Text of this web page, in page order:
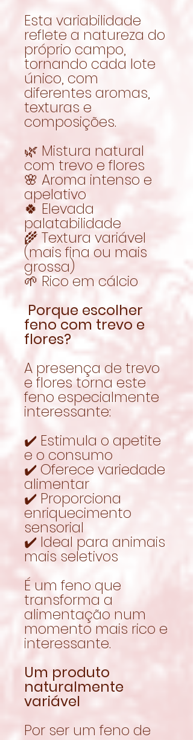
Esta variabilidade
reflete a natureza do
próprio campo,
tornando cada lote
único, com
diferentes aromas,
texturas e
composições.
🌿 Mistura natural
com trevo e flores
🌸 Aroma intenso e
apelativo
🍀 Elevada
palatabilidade
🌾 Textura variável
(mais fina ou mais
grossa)
🌱 Rico em cálcio
Porque escolher
feno com trevo e
flores?
A presença de trevo
e flores torna este
feno especialmente
interessante:
✔️ Estimula o apetite
e o consumo
✔️ Oferece variedade
alimentar
✔️ Proporciona
enriquecimento
sensorial
✔️ Ideal para animais
mais seletivos
É um feno que
transforma a
alimentação num
momento mais rico e
interessante.
Um produto
naturalmente
variável
Por ser um feno de